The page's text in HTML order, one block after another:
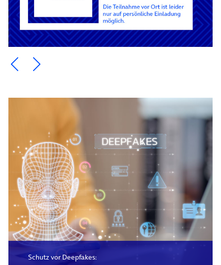
Ein Element zurück blättern
Ein Element weiter blättern
Schutz vor Deepfakes: